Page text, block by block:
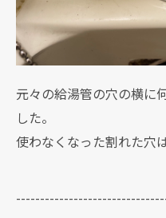
元々の給湯管の穴の横に
した。
使わなくなった割れた穴